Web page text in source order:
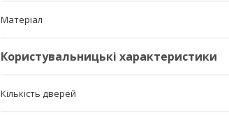
Матеріал
Користувальницькі характеристики
Кількість дверей